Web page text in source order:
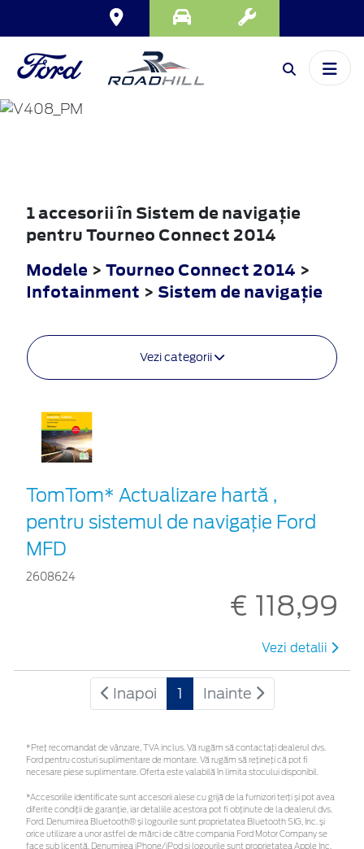
TOURNEO
CONNECT
1 accesorii în Sistem de navigaţie
pentru Tourneo Connect 2014
Modele > Tourneo Connect 2014 >
Infotainment > Sistem de navigaţie
Vezi categorii
TomTom* Actualizare hartă ,
pentru sistemul de navigaţie Ford
MFD
2608624
€ 118,99
Vezi detalii
Inapoi 1 Inainte
*Preţ recomandat de vânzare, TVA inclus. Vă rugăm să contactaţi dealerul dvs.
Ford pentru costuri suplimentare de montare. Vă rugăm să rețineți că pot fi
necesare piese suplimentare. Oferta este valabilă în limita stocului disponibil.
*Accesoriile identificate sunt accesorii alese cu grijă de la furnizori terți și pot avea
diferite condiții de garanție, iar detaliile acestora pot fi obținute de la dealerul dvs.
Ford. Denumirea Bluetooth® și logourile sunt proprietatea Bluetooth SIG, Inc. și
orice utilizare a unor astfel de mărci de către compania Ford Motor Company se
face sub licență. Denumirea iPhone/iPod și logourile sunt proprietatea Apple Inc.